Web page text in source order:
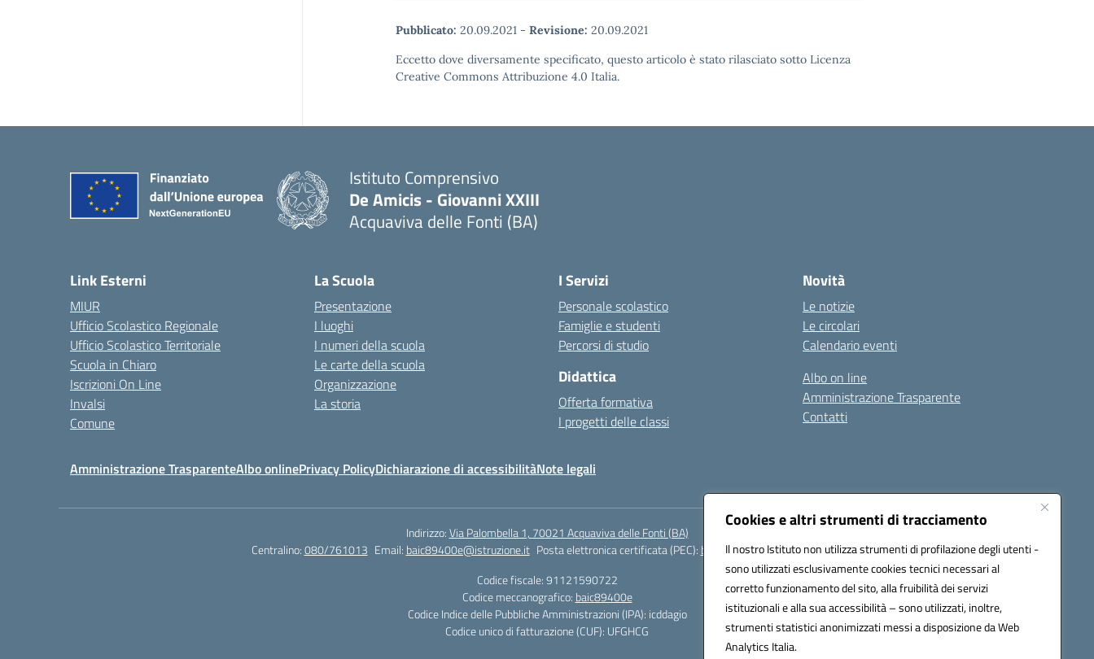
Cookies e altri strumenti di tracciamento
Il nostro Istituto non utilizza strumenti di profilazione degli utenti -
sono utilizzati esclusivamente cookies tecnici necessari al
corretto funzionamento del sito, alla fruibilità dei servizi
istituzionali e alla sua accessibilità – sono utilizzati, inoltre,
strumenti statistici anonimizzati messi a disposizione da Web
Analytics Italia.
Pubblicato: 20.09.2021 - Revisione: 20.09.2021
Eccetto dove diversamente specificato, questo articolo è stato rilasciato sotto Licenza
Creative Commons Attribuzione 4.0 Italia.
Istituto Comprensivo
De Amicis - Giovanni XXIII
Acquaviva delle Fonti (BA)
Link Esterni
MIUR
Ufficio Scolastico Regionale
Ufficio Scolastico Territoriale
Scuola in Chiaro
Iscrizioni On Line
Invalsi
Comune
La Scuola
Presentazione
I luoghi
I numeri della scuola
Le carte della scuola
Organizzazione
La storia
I Servizi
Personale scolastico
Famiglie e studenti
Percorsi di studio
Didattica
Offerta formativa
I progetti delle classi
Novità
Le notizie
Le circolari
Calendario eventi
Albo on line
Amministrazione Trasparente
Contatti
Amministrazione TrasparenteAlbo onlinePrivacy PolicyDichiarazione di accessibilitàNote legali
Indirizzo:Via Palombella 1, 70021 Acquaviva delle Fonti (BA)
Centralino:080/761013 Email: baic89400e@istruzione.it Posta elettronica certificata (PEC): baic89400e@pec.istruzione.it
Codice fiscale: 91121590722
Codice meccanografico: baic89400e
Codice Indice delle Pubbliche Amministrazioni (IPA): icddagio
Codice unico di fatturazione (CUF): UFGHCG